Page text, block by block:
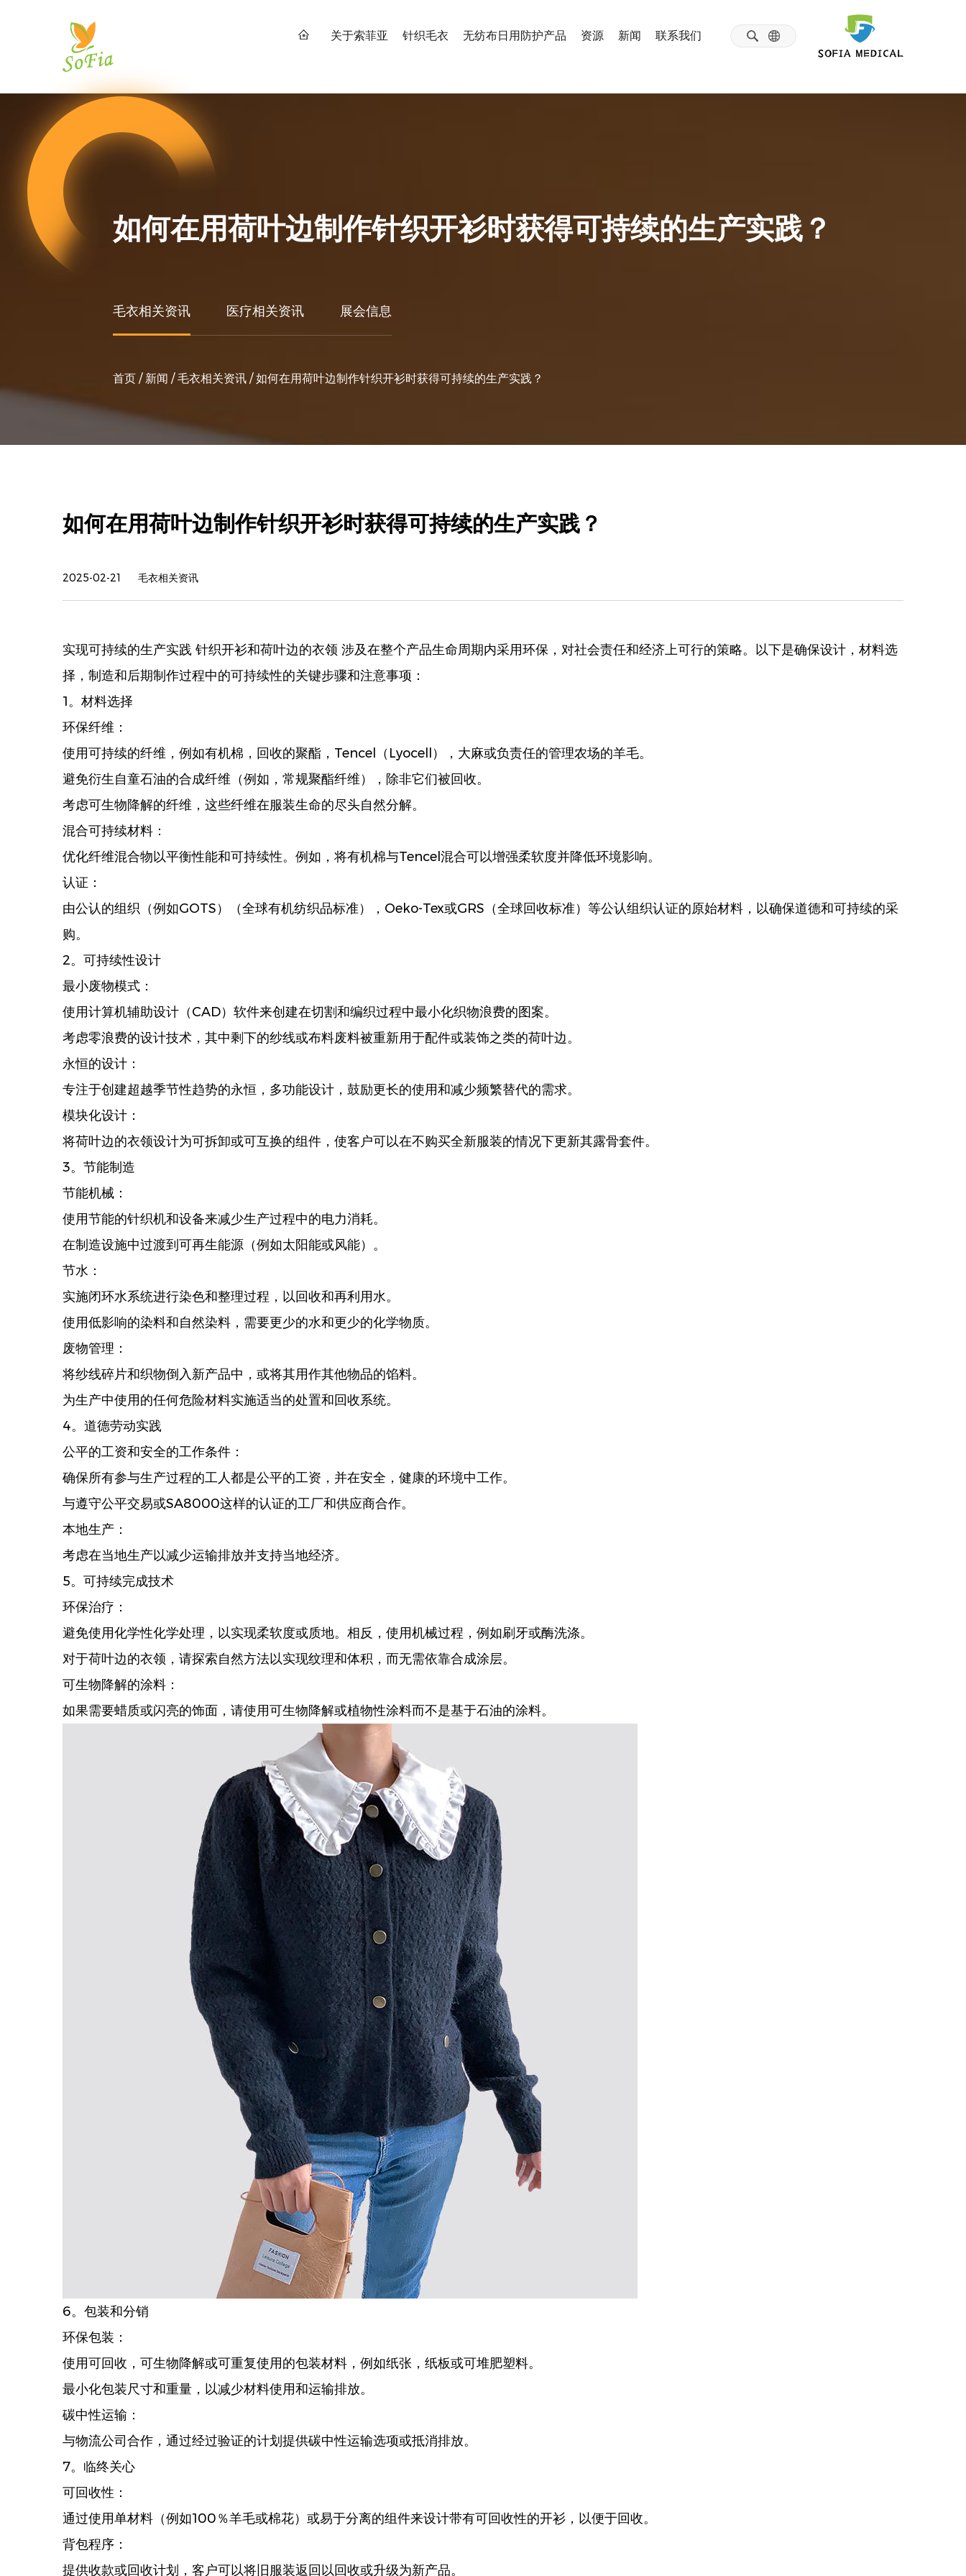
关于索菲亚 针织毛衣 无纺布日用防护产品 资源 新闻 联系我们
如何在用荷叶边制作针织开衫时获得可持续的生产实践？
毛衣相关资讯 医疗相关资讯 展会信息
首页 / 新闻 /毛衣相关资讯 /如何在用荷叶边制作针织开衫时获得可持续的生产实践？
如何在用荷叶边制作针织开衫时获得可持续的生产实践？
2025-02-21 毛衣相关资讯
实现可持续的生产实践 针织开衫和荷叶边的衣领 涉及在整个产品生命周期内采用环保，对社会责任和经济上可行的策略。以下是确保设计，材料选
择，制造和后期制作过程中的可持续性的关键步骤和注意事项：
1。材料选择
环保纤维：
使用可持续的纤维，例如有机棉，回收的聚酯，Tencel（Lyocell），大麻或负责任的管理农场的羊毛。
避免衍生自童石油的合成纤维（例如，常规聚酯纤维），除非它们被回收。
考虑可生物降解的纤维，这些纤维在服装生命的尽头自然分解。
混合可持续材料：
优化纤维混合物以平衡性能和可持续性。例如，将有机棉与Tencel混合可以增强柔软度并降低环境影响。
认证：
由公认的组织（例如GOTS）（全球有机纺织品标准），Oeko-Tex或GRS（全球回收标准）等公认组织认证的原始材料，以确保道德和可持续的采
购。
2。可持续性设计
最小废物模式：
使用计算机辅助设计（CAD）软件来创建在切割和编织过程中最小化织物浪费的图案。
考虑零浪费的设计技术，其中剩下的纱线或布料废料被重新用于配件或装饰之类的荷叶边。
永恒的设计：
专注于创建超越季节性趋势的永恒，多功能设计，鼓励更长的使用和减少频繁替代的需求。
模块化设计：
将荷叶边的衣领设计为可拆卸或可互换的组件，使客户可以在不购买全新服装的情况下更新其露骨套件。
3。节能制造
节能机械：
使用节能的针织机和设备来减少生产过程中的电力消耗。
在制造设施中过渡到可再生能源（例如太阳能或风能）。
节水：
实施闭环水系统进行染色和整理过程，以回收和再利用水。
使用低影响的染料和自然染料，需要更少的水和更少的化学物质。
废物管理：
将纱线碎片和织物倒入新产品中，或将其用作其他物品的馅料。
为生产中使用的任何危险材料实施适当的处置和回收系统。
4。道德劳动实践
公平的工资和安全的工作条件：
确保所有参与生产过程的工人都是公平的工资，并在安全，健康的环境中工作。
与遵守公平交易或SA8000这样的认证的工厂和供应商合作。
本地生产：
考虑在当地生产以减少运输排放并支持当地经济。
5。可持续完成技术
环保治疗：
避免使用化学性化学处理，以实现柔软度或质地。相反，使用机械过程，例如刷牙或酶洗涤。
对于荷叶边的衣领，请探索自然方法以实现纹理和体积，而无需依靠合成涂层。
可生物降解的涂料：
如果需要蜡质或闪亮的饰面，请使用可生物降解或植物性涂料而不是基于石油的涂料。
6。包装和分销
环保包装：
使用可回收，可生物降解或可重复使用的包装材料，例如纸张，纸板或可堆肥塑料。
最小化包装尺寸和重量，以减少材料使用和运输排放。
碳中性运输：
与物流公司合作，通过经过验证的计划提供碳中性运输选项或抵消排放。
7。临终关心
可回收性：
通过使用单材料（例如100％羊毛或棉花）或易于分离的组件来设计带有可回收性的开衫，以便于回收。
背包程序：
提供收款或回收计划，客户可以将旧服装返回以回收或升级为新产品。